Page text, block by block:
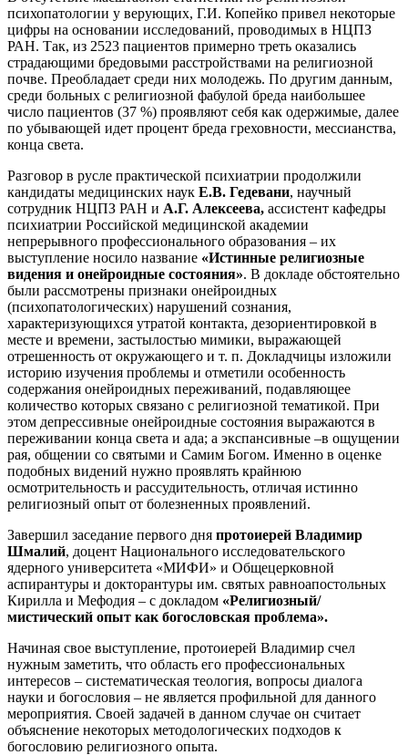
психопатологии у верующих, Г.И. Копейко привел некоторые
цифры на основании исследований, проводимых в НЦПЗ
РАН. Так, из 2523 пациентов примерно треть оказались
страдающими бредовыми расстройствами на религиозной
почве. Преобладает среди них молодежь. По другим данным,
среди больных с религиозной фабулой бреда наибольшее
число пациентов (37 %) проявляют себя как одержимые, далее
по убывающей идет процент бреда греховности, мессианства,
конца света.
Разговор в русле практической психиатрии продолжили
кандидаты медицинских наук Е.В. Гедевани, научный
сотрудник НЦПЗ РАН и А.Г. Алексеева, ассистент кафедры
психиатрии Российской медицинской академии
непрерывного профессионального образования – их
выступление носило название «Истинные религиозные
видения и онейроидные состояния». В докладе обстоятельно
были рассмотрены признаки онейроидных
(психопатологических) нарушений сознания,
характеризующихся утратой контакта, дезориентировкой в
месте и времени, застылостью мимики, выражающей
отрешенность от окружающего и т. п. Докладчицы изложили
историю изучения проблемы и отметили особенность
содержания онейроидных переживаний, подавляющее
количество которых связано с религиозной тематикой. При
этом депрессивные онейроидные состояния выражаются в
переживании конца света и ада; а экспансивные –в ощущении
рая, общении со святыми и Самим Богом. Именно в оценке
подобных видений нужно проявлять крайнюю
осмотрительность и рассудительность, отличая истинно
религиозный опыт от болезненных проявлений.
Завершил заседание первого дня протоиерей Владимир
Шмалий, доцент Национального исследовательского
ядерного университета «МИФИ» и Общецерковной
аспирантуры и докторантуры им. святых равноапостольных
Кирилла и Мефодия – с докладом «Религиозный/
мистический опыт как богословская проблема».
Начиная свое выступление, протоиерей Владимир счел
нужным заметить, что область его профессиональных
интересов – систематическая теология, вопросы диалога
науки и богословия – не является профильной для данного
мероприятия. Своей задачей в данном случае он считает
объяснение некоторых методологических подходов к
богословию религиозного опыта.